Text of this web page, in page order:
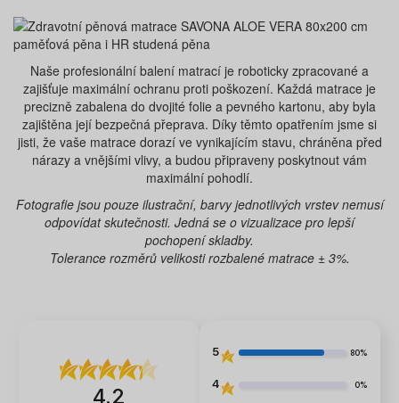
Naše profesionální balení matrací je roboticky zpracované a
zajišťuje maximální ochranu proti poškození. Každá matrace je
precizně zabalena do dvojité folie a pevného kartonu, aby byla
zajištěna její bezpečná přeprava. Díky těmto opatřením jsme si
jisti, že vaše matrace dorazí ve vynikajícím stavu, chráněna před
nárazy a vnějšími vlivy, a budou připraveny poskytnout vám
maximální pohodlí.
Fotografie jsou pouze ilustrační, barvy jednotlivých vrstev nemusí
odpovídat skutečnosti. Jedná se o vizualizace pro lepší
pochopení skladby.
Tolerance rozměrů velikosti rozbalené matrace ± 3%.
4.2
5 80%
4 0%